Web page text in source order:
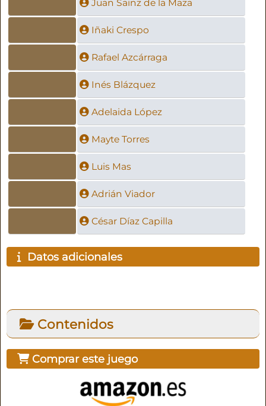
Juan Sainz de la Maza
Iñaki Crespo
Rafael Azcárraga
Inés Blázquez
Adelaida López
Mayte Torres
Luis Mas
Adrián Viador
César Díaz Capilla
Datos adicionales
Contenidos
Comprar este juego